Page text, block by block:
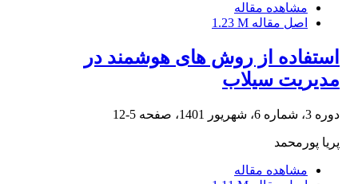
مشاهده مقاله
اصل مقاله 1.23 M
استفاده از روش های هوشمند در
مدیریت سیلاب
دوره 3، شماره 6، شهریور 1401، صفحه 5-12
پریا پورمحمد
مشاهده مقاله